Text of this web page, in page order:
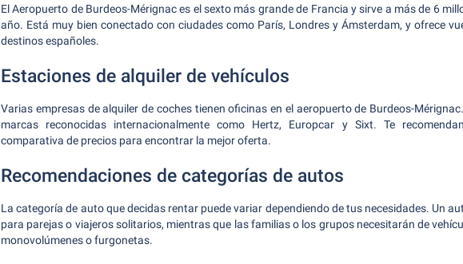
El Aeropuerto de Burdeos-Mérignac es el sexto más grande de Francia y sirve a más de 6
año. Está muy bien conectado con ciudades como París, Londres y Ámsterdam, y ofrece
destinos españoles.
Estaciones de alquiler de vehículos
Varias empresas de alquiler de coches tienen oficinas en el aeropuerto de Burdeos-
marcas reconocidas internacionalmente como Hertz, Europcar y Sixt. Te
comparativa de precios para encontrar la mejor oferta.
Recomendaciones de categorías de autos
La categoría de auto que decidas rentar puede variar dependiendo de tus necesidades. Un
para parejas o viajeros solitarios, mientras que las familias o los grupos necesitarán de
monovolúmenes o furgonetas.